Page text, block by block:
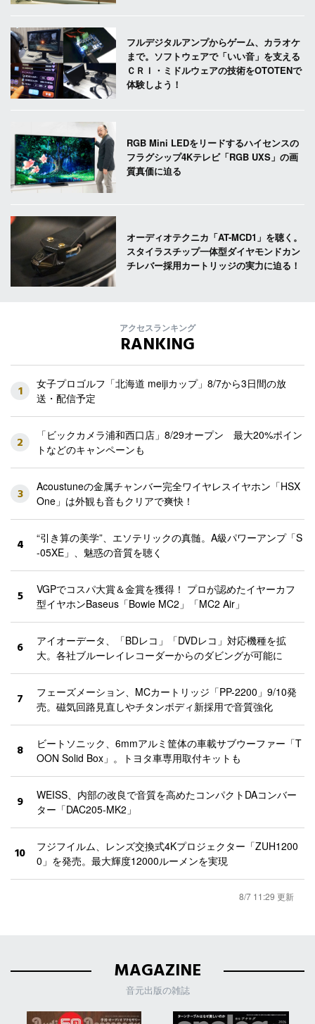
フルデジタルアンプからゲーム、カラオケ
まで。ソフトウェアで「いい音」を支える
ＣＲＩ・ミドルウェアの技術をOTOTENで
体験しよう！
RGB Mini LEDをリードするハイセンスの
フラグシップ4Kテレビ「RGB UXS」の画
質真価に迫る
オーディオテクニカ「AT-MCD1」を聴く。
スタイラスチップ一体型ダイヤモンドカン
チレバー採用カートリッジの実力に迫る！
アクセスランキング
RANKING
1
女子プロゴルフ「北海道 meijiカップ」8/7から3日間の放
送・配信予定
2
「ビックカメラ浦和西口店」8/29オープン 最大20%ポイン
トなどのキャンペーンも
3
Acoustuneの金属チャンバー完全ワイヤレスイヤホン「HSX
One」は外観も音もクリアで爽快！
4
“引き算の美学”、エソテリックの真髄。A級パワーアンプ「S
-05XE」、魅惑の音質を聴く
5
VGPでコスパ大賞＆金賞を獲得！ プロが認めたイヤーカフ
型イヤホンBaseus「Bowie MC2」「MC2 Air」
6
アイオーデータ、「BDレコ」「DVDレコ」対応機種を拡
大。各社ブルーレイレコーダーからのダビングが可能に
7
フェーズメーション、MCカートリッジ「PP-2200」9/10発
売。磁気回路見直しやチタンボディ新採用で音質強化
8
ビートソニック、6mmアルミ筐体の車載サブウーファー「T
OON Solid Box」。トヨタ車専用取付キットも
9
WEISS、内部の改良で音質を高めたコンパクトDAコンバー
ター「DAC205-MK2」
10
フジフイルム、レンズ交換式4Kプロジェクター「ZUH1200
0」を発売。最大輝度12000ルーメンを実現
8/7 11:29 更新
MAGAZINE
音元出版の雑誌